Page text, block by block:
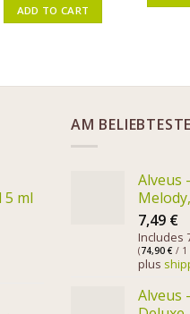
ADD TO CART
5 ml
AM
Alveus
7,49 €
Includes
(74,90 € / 1
plus
Alveus